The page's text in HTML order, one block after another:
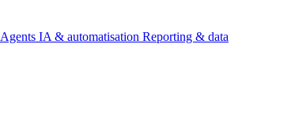
Agents IA & automatisation Reporting & data